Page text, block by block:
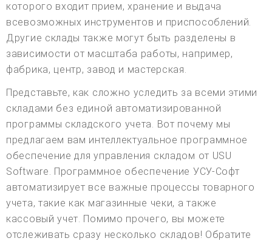
которого входит прием, хранение и выдача
всевозможных инструментов и приспособлений.
Другие склады также могут быть разделены в
зависимости от масштаба работы, например,
фабрика, центр, завод и мастерская.
Представьте, как сложно уследить за всеми этими
складами без единой автоматизированной
программы складского учета. Вот почему мы
предлагаем вам интеллектуальное программное
обеспечение для управления складом от USU
Software. Программное обеспечение УСУ-Софт
автоматизирует все важные процессы товарного
учета, такие как магазинные чеки, а также
кассовый учет. Помимо прочего, вы можете
отслеживать сразу несколько складов! Обратите